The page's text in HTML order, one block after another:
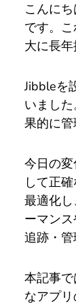
こんに
です。
大に長年
Jibbleを
いまし
果的に管
今日の
して正
最適化
ーマン
追跡・管
本記事
なアプ